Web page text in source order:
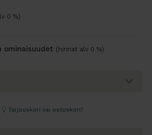
0 %)
ominaisuudet (hinnat alv 0 %)
Tarjouskori vai ostoskori?